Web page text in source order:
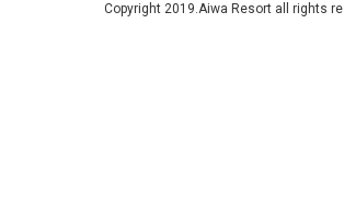
Copyright 2019.Aiwa Resort all rights